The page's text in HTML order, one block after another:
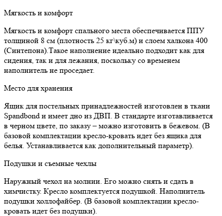
Мягкость и комфорт
Мягкость и комфорт спального места обеспечивается ППУ
толщиной 8 см (плотность 25 кг\куб.м) и слоем халкона 400
(Синтепона).Такое наполнение идеально подходит как для
сидения, так и для лежания, поскольку со временем
наполнитель не проседает.
Место для хранения
Ящик для постельных принадлежностей изготовлен в ткани
Spandbond и имеет дно из ДВП. В стандарте изготавливается
в черном цвете, по заказу – можно изготовить в бежевом. (В
базовой комплектации кресло-кровать идет без ящика для
белья. Устанавливается как дополнительный параметр).
Подушки и съемные чехлы
Наружный чехол на молнии. Его можно снять и сдать в
химчистку. Кресло комплектуется подушкой. Наполнитель
подушки холлофайбер. (В базовой комплектации кресло-
кровать идет без подушки).